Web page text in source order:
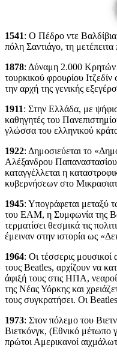
1541: Ο Πέδρο ντε
πόλη Σαντιάγο, τη
1878: Δύναμη 2.000 Κρητών
τουρκικού φρουρίου
την αρχή της γενικής
1911: Στην Ελλάδα, με
καθηγητές του
γλώσσα του ελληνικού
1922: Δημοσιεύεται το
Αλέξανδρου
καταγγέλλεται η
κυβερνήσεων στο
1945: Υπογράφεται μεταξύ
του ΕΑΜ, η Συμφωνία της
τερματίσει θεσμικά τις
έμειναν στην ιστορία ως
1964: Οι τέσσερις
τους Beatles, αρχίζουν να
άφιξή τους στις ΗΠΑ,
της Νέας Υόρκης και
τους συγκρατήσει. Οι
1973: Στον πόλεμο του
Βιετκόνγκ, (Εθνικό μέτωπο
πρώτοι Αμερικανοί